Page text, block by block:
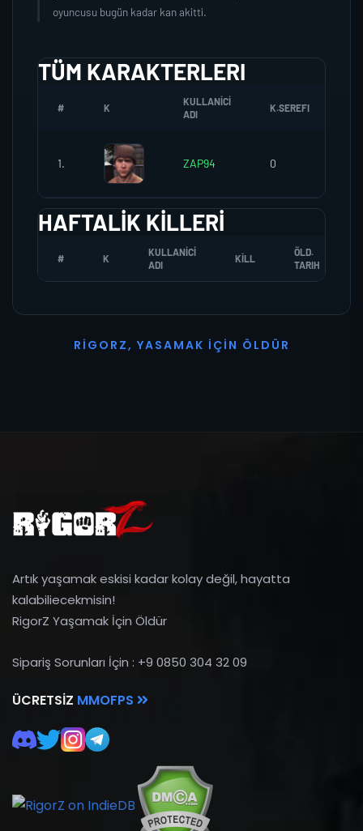
oyuncusu bugün kadar kan akitti.
TÜM KARAKTERLERI
# K
KULLANICI
ADI
K.SEREFI
1. ZAP94 0
HAFTALIK KILLERI
# K
KULLANICI
ADI
KILL
ÖLD.
TARIH
R I G O R Z, YASAMAK İ ÇI N Ö L D Ü R
Artık yaşamak eskisi kadar kolay değil, hayatta
kalabiliecekmisin!
RigorZ Yaşamak İçin Öldür
Sipariş Sorunları İçin : +9 0850 304 32 09
ÜCRETSIZ MMOFPS